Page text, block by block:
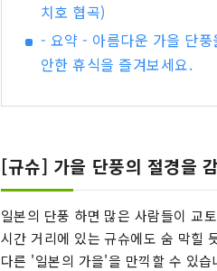
치호 협곡)
- 요약 - 아름다운 가을 단
안한 휴식을 즐겨보세요.
[규슈] 가을 단풍의 절경을
일본의 단풍 하면 많은 사람들이 교
시간 거리에 있는 규슈에도 숨 막힐
다른 '일본의 가을'을 만끽할 수 있습